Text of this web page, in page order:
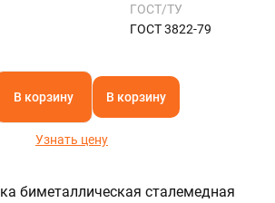
ГОСТ/ТУ
ГОСТ 3822-79
В корзину В корзину
Узнать цену
биметаллическая сталемедная